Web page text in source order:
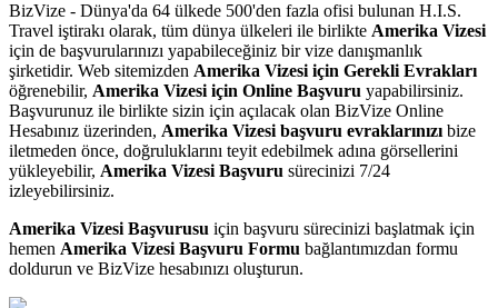
BizVize - Dünya'da 64 ülkede 500'den fazla ofisi bulunan H.I.S.
Travel iştirakı olarak, tüm dünya ülkeleri ile birlikte Amerika Vizesi
için de başvurularınızı yapabileceğiniz bir vize danışmanlık
şirketidir. Web sitemizden Amerika Vizesi için Gerekli Evrakları
öğrenebilir, Amerika Vizesi için Online Başvuru yapabilirsiniz.
Başvurunuz ile birlikte sizin için açılacak olan BizVize Online
Hesabınız üzerinden, Amerika Vizesi başvuru evraklarınızı bize
iletmeden önce, doğruluklarını teyit edebilmek adına görsellerini
yükleyebilir, Amerika Vizesi Başvuru sürecinizi 7/24
izleyebilirsiniz.
Amerika Vizesi Başvurusu için başvuru sürecinizi başlatmak için
hemen Amerika Vizesi Başvuru Formu bağlantımızdan formu
doldurun ve BizVize hesabınızı oluşturun.